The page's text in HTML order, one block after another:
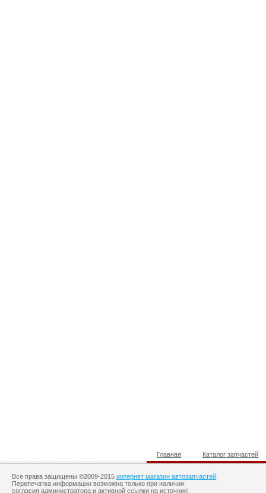
Главная Каталог запчастей
Все права защищены ©2009-2015 интернет магазин автозапчастей
Перепечатка информации возможна только при наличии
согласия администратора и активной ссылки на источник!